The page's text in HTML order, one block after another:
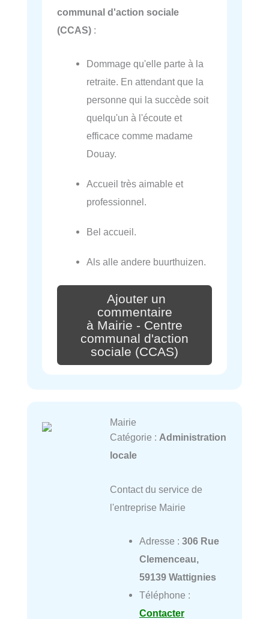
communal d'action sociale
(CCAS) :
Dommage qu'elle parte à la
retraite. En attendant que la
personne qui la succède soit
quelqu'un à l'écoute et
efficace comme madame
Douay.
Accueil très aimable et
professionnel.
Bel accueil.
Als alle andere buurthuizen.
Ajouter un
commentaire
à Mairie - Centre
communal d'action
sociale (CCAS)
Mairie
Catégorie : Administration
locale
Contact du service de
l'entreprise Mairie
Adresse : 306 Rue
Clemenceau,
59139 Wattignies
Téléphone :
Contacter